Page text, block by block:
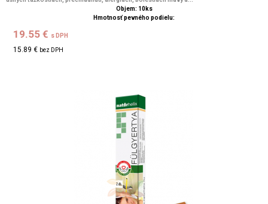
Objem: 10ks
Hmotnosť pevného podielu:
19.55 € s DPH
15.89 € bez DPH